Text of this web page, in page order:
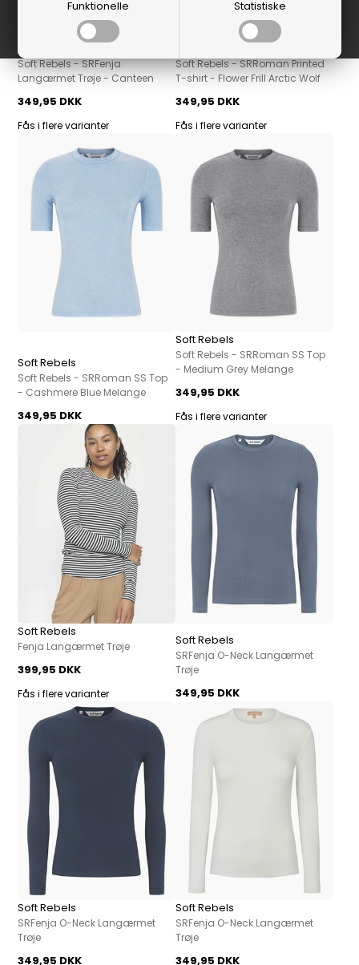
Funktionelle Statistiske
Soft Rebels
Soft Rebels - SRFenja
Langærmet Trøje - Canteen
349,95 DKK
Fås i flere varianter
Soft Rebels - SRRoman Printed
T-shirt - Flower Frill Arctic Wolf
349,95 DKK
Fås i flere varianter
Soft Rebels
Soft Rebels - SRRoman SS Top
- Cashmere Blue Melange
349,95 DKK
Soft Rebels
Soft Rebels - SRRoman SS Top
- Medium Grey Melange
349,95 DKK
Fås i flere varianter
Soft Rebels
Fenja Langærmet Trøje
399,95 DKK
Fås i flere varianter
Soft Rebels
SRFenja O-Neck Langærmet
Trøje
349,95 DKK
Soft Rebels
SRFenja O-Neck Langærmet
Trøje
349,95 DKK
Soft Rebels
SRFenja O-Neck Langærmet
Trøje
349,95 DKK